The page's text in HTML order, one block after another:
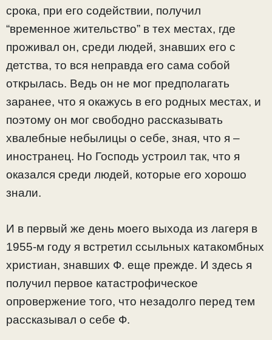
срока, при его содействии, получил
“временное жительство” в тех местах, где
проживал он, среди людей, знавших его с
детства, то вся неправда его сама собой
открылась. Ведь он не мог предполагать
заранее, что я окажусь в его родных местах, и
поэтому он мог свободно рассказывать
хвалебные небылицы о себе, зная, что я –
иностранец. Но Господь устроил так, что я
оказался среди людей, которые его хорошо
знали.
И в первый же день моего выхода из лагеря в
1955-м году я встретил ссыльных катакомбных
христиан, знавших Ф. еще прежде. И здесь я
получил первое катастрофическое
опровержение того, что незадолго перед тем
рассказывал о себе Ф.